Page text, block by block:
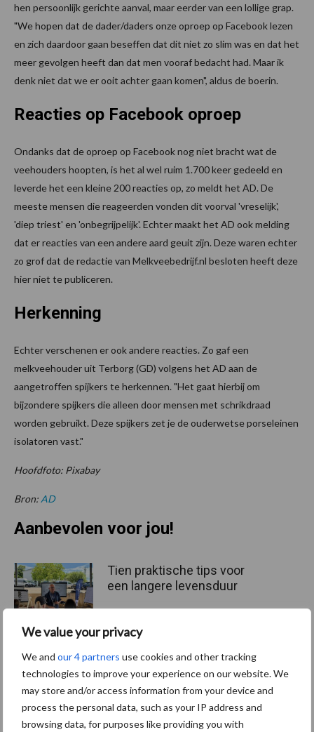
We value your privacy
We and our 4 partners use cookies and other tracking
technologies to improve your experience on our website. We
may store and/or access information from your device and
process the personal data, such as your IP address and
browsing data, for purposes like providing you with
hen persoonlijk gerichte aanval, maar eerder van een lollige grap.
"We hopen dat de dader/daders onze oproep op Facebook lezen
en zich daardoor gaan beseffen dat dit niet zo slim was en dat het
meer gevolgen heeft dan dat men vooraf bedacht had. Maar ik
denk niet dat we er ooit achter gaan komen", aldus de boerin.
Reacties op Facebook oproep
Ondanks dat de oproep op Facebook nog niet bracht wat de
veehouders hoopten, is het al wel ruim 1.700 keer gedeeld en
leverde het een kleine 200 reacties op, zo meldt het AD. De
meeste mensen die reageerden vonden dit voorval 'vreselijk',
'diep triest' en 'onbegrijpelijk'. Echter maakt het AD ook melding
dat er reacties van een andere aard geuit zijn. Deze waren echter
zo grof dat de redactie van Melkveebedrijf.nl besloten heeft deze
hier niet te publiceren.
Herkenning
Echter verschenen er ook andere reacties. Zo gaf een
melkveehouder uit Terborg (GD) volgens het AD aan de
aangetroffen spijkers te herkennen. "Het gaat hierbij om
bijzondere spijkers die alleen door mensen met schrikdraad
worden gebruikt. Deze spijkers zet je de ouderwetse porseleinen
isolatoren vast."
Hoofdfoto: Pixabay
Bron: AD
Aanbevolen voor jou!
Tien praktische tips voor
een langere levensduur
“Vraag naar praktische
hygieneoplossingen is in
Polen groter dan ooit”